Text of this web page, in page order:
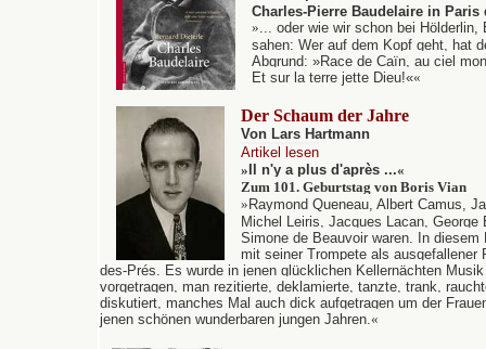
Charles-Pierre Baudelaire in Paris
»... oder wie wir schon bei Hölderlin,
sahen: Wer auf dem Kopf geht, hat
Abgrund: »Race de Caïn, au ciel
Et sur la terre jette Dieu!««
Der Schaum der Jahre
Von Lars Hartmann
Artikel lesen
» Il n'y a plus d'après ...«
Zum 101. Geburtstag von Boris Vian
» Raymond Queneau, Albert Camus,
Michel Leiris, Jacques Lacan, George
Simone de Beauvoir waren. In diesem
mit seiner Trompete als ausgefallener
des-Prés. Es wurde in jenen glücklichen Kellernächten
vorgetragen, man rezitierte, deklamierte, tanzte, trank,
diskutiert, manches Mal auch dick aufgetragen um der
jenen schönen wunderbaren jungen Jahren.«